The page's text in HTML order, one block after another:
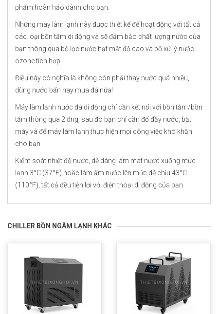
phẩm hoàn hảo dành cho bạn.
Những máy làm lạnh này được thiết kế để hoạt động với tất cả
các loại bồn tắm di động và sẽ đảm bảo chất lượng nước của
bạn thông qua bộ lọc nước hạt mật độ cao và bộ xử lý nước
ozone tích hợp.
Điều này có nghĩa là không còn phải thay nước quá nhiều,
dùng nước bẩn hay mua đá nữa!
Máy làm lạnh nước đá di động chỉ cần kết nối với bồn tắm/bồn
tắm thông qua 2 ống, sau đó bạn chỉ cần đổ đầy nước, bật
máy và để máy làm lạnh thực hiện mọi công việc khó khăn
cho bạn.
Kiểm soát nhiệt độ nước, dễ dàng làm mát nước xuống mức
lạnh 3°C (37°F) hoặc làm ấm nước lên mức dễ chịu 43°C
(110°F), tất cả đều tiện lợi với điện thoại di động của bạn.
CHILLER BỒN NGÂM LẠNH KHÁC